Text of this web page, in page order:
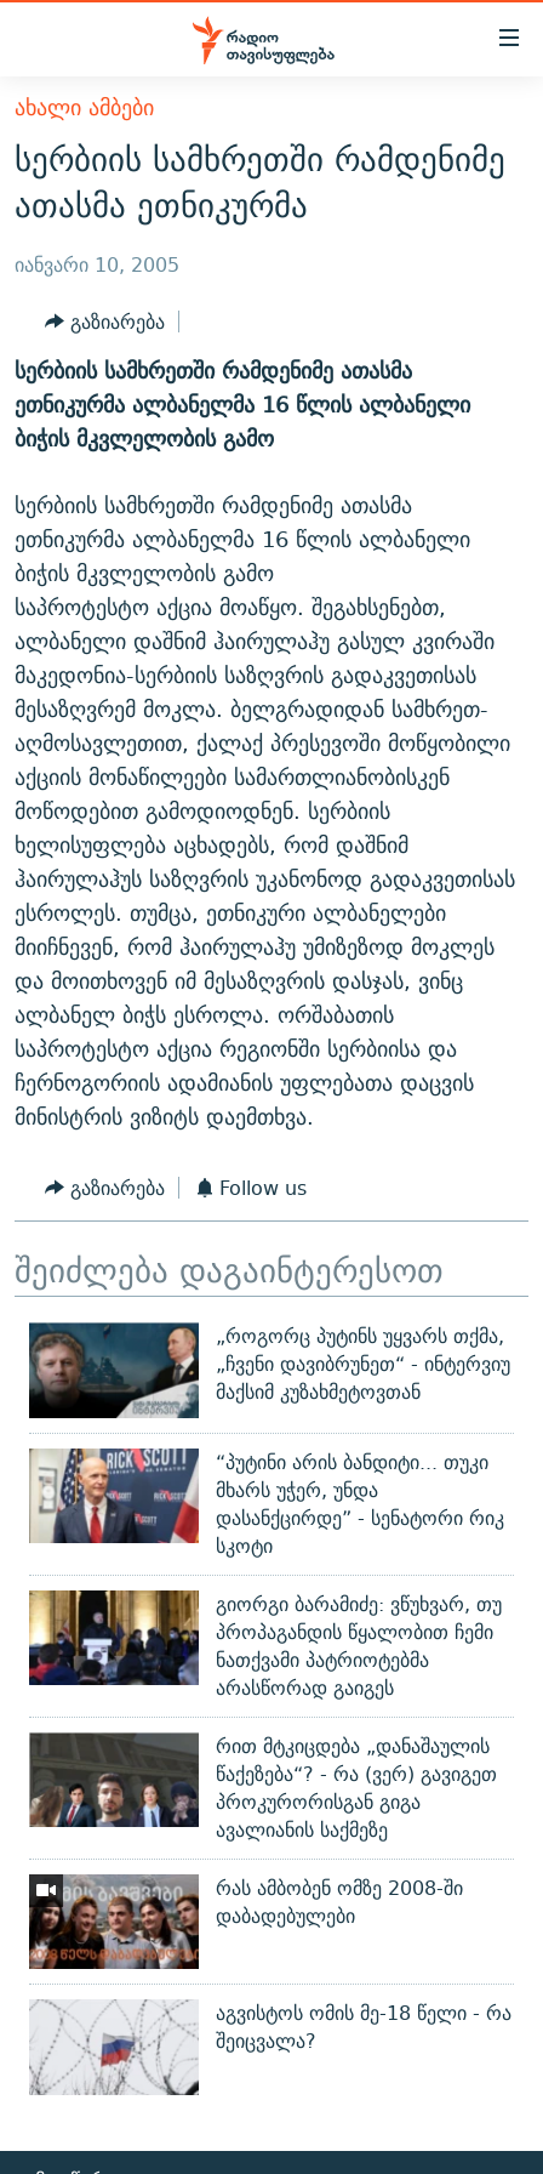
Accessibility
მთავარ
შინაარსზე
დაბრუნება
მთავარ
დაბრუნება
ძიებაზე
დაბრუნება
ᲐᲮᲐᲚᲘ ᲐᲛᲑᲔᲑᲘ
ᲗᲔᲛᲔᲑᲘ
ᲞᲝᲚᲘᲢᲘᲙᲐ
ᲔᲙᲝᲜᲝᲛᲘᲙᲐ
ᲡᲐᲖᲝᲒᲐᲓᲝᲔᲑᲐ
ᲡᲞᲝᲠᲢᲘ
ᲕᲘᲓᲔᲝ
ᲑᲚᲝᲒᲔᲑᲘ
ᲞᲝᲓᲙᲐᲡᲢᲔᲑᲘ
ᲜᲘᲙᲝᲡ ᲞᲝᲓᲙᲐᲡᲢᲘ
60 ᲓᲔᲪᲘᲑᲔᲚᲘ
ᲓᲘᲚᲘᲡ ᲡᲐᲣᲑᲠᲔᲑᲘ
ᲛᲝᲚᲐᲞᲐᲠᲐᲙᲔ ᲢᲔᲥᲡᲢᲔᲑᲘ
ᲨᲘᲜ - ᲣᲪᲮᲝᲔᲗᲨᲘ
ᲚᲘᲢᲔᲠᲐᲢᲣᲠᲣᲚᲘ ᲬᲐᲮᲜᲐᲒᲔᲑᲘ
ᲐᲛᲔᲠᲘᲙᲣᲚᲘ ᲛᲝᲗᲮᲠᲝᲑᲐ
ᲘᲛᲞᲔᲠᲘᲐ ᲓᲐ ᲠᲐᲓᲘᲝ
ᲗᲐᲕᲘᲡᲣᲤᲚᲔᲑᲘᲡ ᲛᲝᲜᲘᲢᲝᲠᲘ
ᲤᲔᲜᲝᲕᲐᲜᲘ - 2.10
ᲗᲥᲕᲔᲜᲘ ᲞᲣᲑᲚᲘᲙᲐᲪᲘᲔᲑᲘ
ᲞᲠᲝᲔᲥᲢᲔᲑᲘ
ᲓᲐᲛᲝᲣᲙᲘᲓᲔᲑᲚᲝᲑᲘᲡ 100 ᲬᲔᲚᲘ
ᲩᲔᲛᲘ ᲡᲘᲙᲕᲓᲘᲚᲘᲡ ᲛᲘᲖᲔᲖᲘᲐ COVID-19
11 ᲬᲔᲚᲘ - 11 ᲐᲛᲑᲐᲕᲘ
ᲡᲐᲞᲐᲠᲚᲐᲛᲔᲜᲢᲝ ᲐᲠᲩᲔᲕᲜᲔᲑᲘᲡ ᲘᲡᲢᲝᲠᲘᲐ
ᲑᲐᲕᲨᲕᲔᲑᲘ ᲞᲠᲝᲡᲢᲘᲢᲣᲪᲘᲐᲨᲘ - ᲐᲛᲝᲣᲗᲥᲛᲔᲚᲘ ᲐᲛᲑᲐᲕᲘ
5 ᲐᲛᲑᲐᲕᲘ - 20 ᲘᲕᲜᲘᲡᲡ ᲓᲐᲨᲐᲕᲔᲑᲣᲚᲔᲑᲘ
ᲐᲒᲕᲘᲡᲢᲝᲡ ᲝᲛᲘ
ПРИВЕТ ᲙᲣᲚᲢᲣᲠᲐ
ЭХО КАВКАЗА
ᲒᲐᲛᲝᲘᲬᲔᲠᲔ
რთე/რთ-ის ყველა საიტი
ᲐᲮᲐᲚᲘ ᲐᲛᲑᲔᲑᲘ
სერბიის სამხრეთში რამდენიმე
ათასმა ეთნიკურმა
იანვარი 10, 2005
გაზიარება
სერბიის სამხრეთში რამდენიმე ათასმა
ეთნიკურმა ალბანელმა 16 წლის ალბანელი
ბიჭის მკვლელობის გამო
სერბიის სამხრეთში რამდენიმე ათასმა
ეთნიკურმა ალბანელმა 16 წლის ალბანელი
ბიჭის მკვლელობის გამო
საპროტესტო აქცია მოაწყო. შეგახსენებთ,
ალბანელი დაშნიმ ჰაირულაჰუ გასულ კვირაში
მაკედონია-სერბიის საზღვრის გადაკვეთისას
მესაზღვრემ მოკლა. ბელგრადიდან სამხრეთ-
აღმოსავლეთით, ქალაქ პრესევოში მოწყობილი
აქციის მონაწილეები სამართლიანობისკენ
მოწოდებით გამოდიოდნენ. სერბიის
ხელისუფლება აცხადებს, რომ დაშნიმ
ჰაირულაჰუს საზღვრის უკანონოდ გადაკვეთისას
ესროლეს. თუმცა, ეთნიკური ალბანელები
მიიჩნევენ, რომ ჰაირულაჰუ უმიზეზოდ მოკლეს
და მოითხოვენ იმ მესაზღვრის დასჯას, ვინც
ალბანელ ბიჭს ესროლა. ორშაბათის
საპროტესტო აქცია რეგიონში სერბიისა და
ჩერნოგორიის ადამიანის უფლებათა დაცვის
მინისტრის ვიზიტს დაემთხვა.
გაზიარება Follow us
შეიძლება დაგაინტერესოთ
„როგორც პუტინს უყვარს თქმა,
„ჩვენი დავიბრუნეთ“ - ინტერვიუ
მაქსიმ კუზახმეტოვთან
“პუტინი არის ბანდიტი... თუკი
მხარს უჭერ, უნდა
დასანქცირდე” - სენატორი რიკ
სკოტი
გიორგი ბარამიძე: ვწუხვარ, თუ
პროპაგანდის წყალობით ჩემი
ნათქვამი პატრიოტებმა
არასწორად გაიგეს
რით მტკიცდება „დანაშაულის
წაქეზება“? - რა (ვერ) გავიგეთ
პროკურორისგან გიგა
ავალიანის საქმეზე
რას ამბობენ ომზე 2008-ში
დაბადებულები
აგვისტოს ომის მე-18 წელი - რა
შეიცვალა?